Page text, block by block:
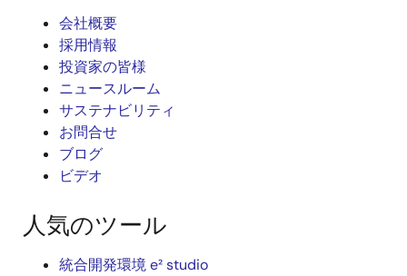
会社概要
採用情報
投資家の皆様
ニュースルーム
サステナビリティ
お問合せ
ブログ
ビデオ
人気のツール
統合開発環境 e² studio